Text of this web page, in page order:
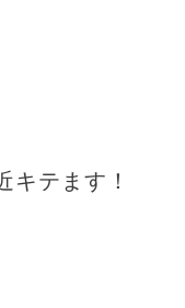
キテます！